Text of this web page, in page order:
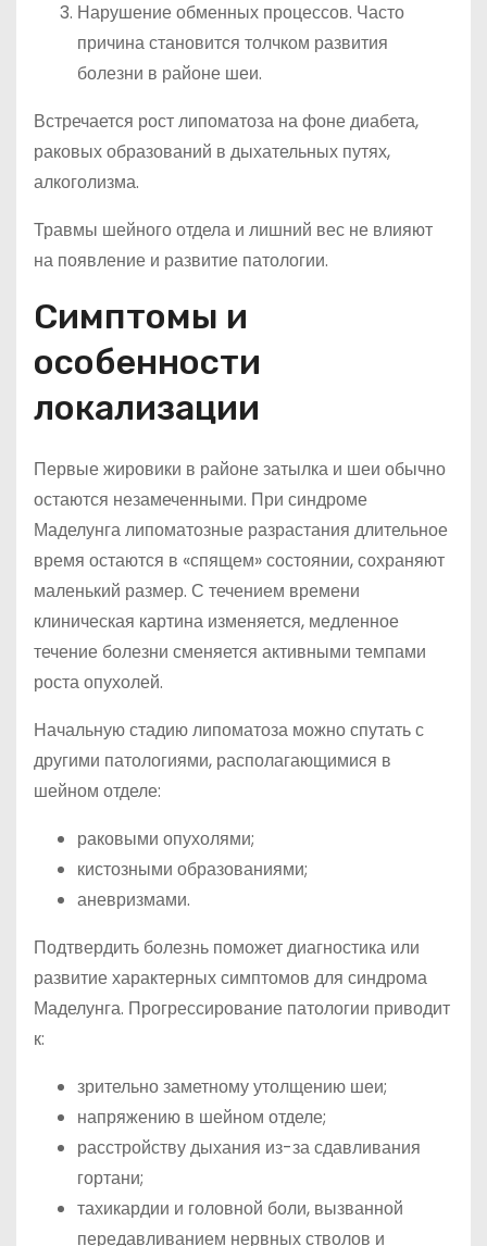
Нарушение обменных процессов. Часто
причина становится толчком развития
болезни в районе шеи.
Встречается рост липоматоза на фоне диабета,
раковых образований в дыхательных путях,
алкоголизма.
Травмы шейного отдела и лишний вес не влияют
на появление и развитие патологии.
Симптомы и
особенности
локализации
Первые жировики в районе затылка и шеи обычно
остаются незамеченными. При синдроме
Маделунга липоматозные разрастания длительное
время остаются в «спящем» состоянии, сохраняют
маленький размер. С течением времени
клиническая картина изменяется, медленное
течение болезни сменяется активными темпами
роста опухолей.
Начальную стадию липоматоза можно спутать с
другими патологиями, располагающимися в
шейном отделе:
раковыми опухолями;
кистозными образованиями;
аневризмами.
Подтвердить болезнь поможет диагностика или
развитие характерных симптомов для синдрома
Маделунга. Прогрессирование патологии приводит
к:
зрительно заметному утолщению шеи;
напряжению в шейном отделе;
расстройству дыхания из-за сдавливания
гортани;
тахикардии и головной боли, вызванной
передавливанием нервных стволов и